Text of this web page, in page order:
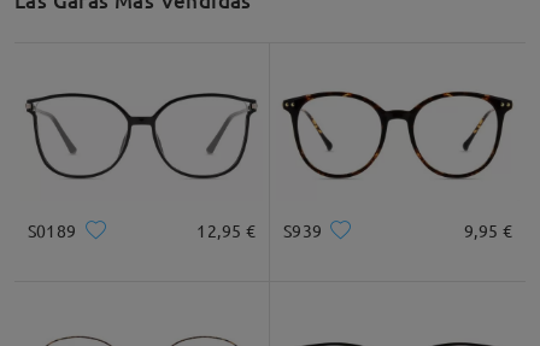
Leer todos los
comentarios
S0189 12,95 € S939 9,95 €